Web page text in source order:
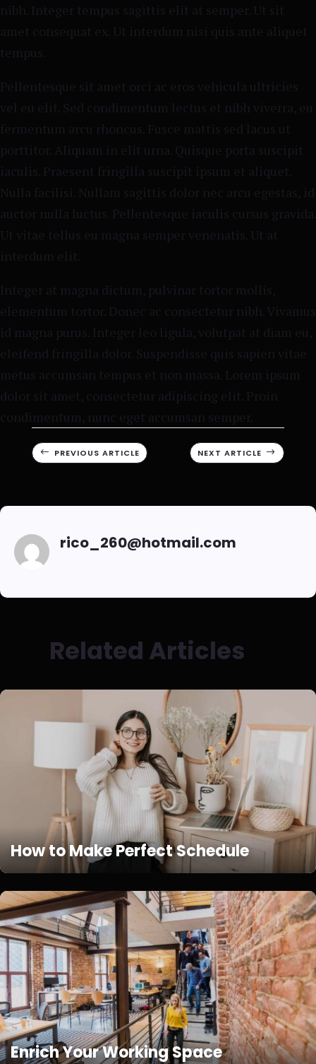
nibh. Integer tempus sagittis elit at semper. Ut sit
amet consequat ex. Ut interdum nisi quis ante aliquet
tempus.
Pellentesque sit amet orci ac eros vehicula ultricies
vel eu elit. Sed condimentum lectus et nibh viverra, eu
fermentum arcu rhoncus. Fusce mattis sed lacus ut
porttitor. Aliquam in elit urna. Quisque porta suscipit
iaculis. Praesent fringilla suscipit ipsum et aliquet.
Nulla facilisi. Nullam sagittis dolor nec arcu egestas, id
auctor nulla luctus. Pellentesque iaculis cursus gravida.
Ut vitae tellus eu magna semper venenatis. Ut at
interdum elit.
Integer at magna dictum, pulvinar tortor mollis,
elementum tortor. Donec ac consectetur nibh. Vivamus
id magna purus. Integer leo ligula, volutpat at diam eu,
eleifend fringilla dolor. Suspendisse quis sapien vitae
metus accumsan tempus et non massa. Lorem ipsum
dolor sit amet, consectetur adipiscing elit. Proin
condimentum, nunc eget accumsan semper.
# PREVIOUS ARTICLE NEXT ARTICLE $
rico_260@hotmail.com
Related Articles
How to Make Perfect Schedule
Enrich Your Working Space